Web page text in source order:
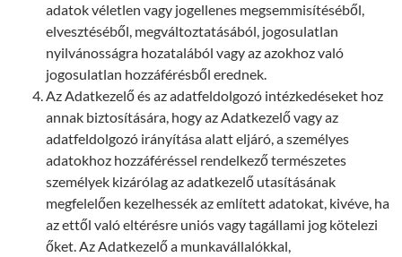
adatok véletlen vagy jogellenes megsemmisítéséből,
elvesztéséből, megváltoztatásából, jogosulatlan
nyilvánosságra hozatalából vagy az azokhoz való
jogosulatlan hozzáférésből erednek.
Az Adatkezelő és az adatfeldolgozó intézkedéseket hoz
annak biztosítására, hogy az Adatkezelő vagy az
adatfeldolgozó irányítása alatt eljáró, a személyes
adatokhoz hozzáféréssel rendelkező természetes
személyek kizárólag az adatkezelő utasításának
megfelelően kezelhessék az említett adatokat, kivéve, ha
az ettől való eltérésre uniós vagy tagállami jog kötelezi
őket. Az Adatkezelő a munkavállalókkal,